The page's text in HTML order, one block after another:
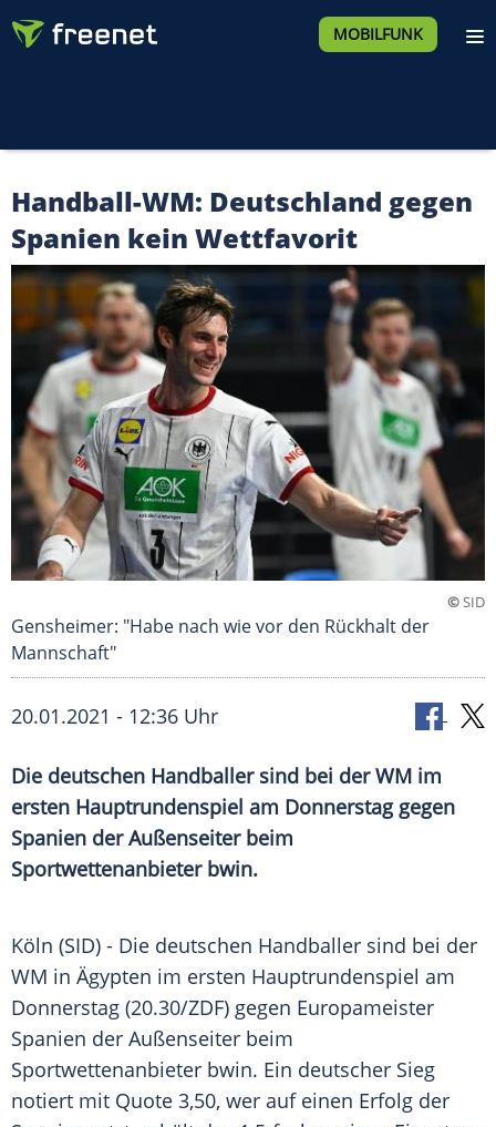
MOBILFUNK
Handball-WM: Deutschland gegen
Spanien kein Wettfavorit
©SID
Gensheimer: "Habe nach wie vor den Rückhalt der
Mannschaft"
20.01.2021 - 12:36 Uhr
Die deutschen Handballer sind bei der WM im
ersten Hauptrundenspiel am Donnerstag gegen
Spanien der Außenseiter beim
Sportwettenanbieter bwin.
Köln (SID) - Die deutschen Handballer sind bei der
WM in Ägypten im ersten Hauptrundenspiel am
Donnerstag (20.30/ZDF) gegen Europameister
Spanien der Außenseiter beim
Sportwettenanbieter bwin. Ein deutscher Sieg
notiert mit Quote 3,50, wer auf einen Erfolg der